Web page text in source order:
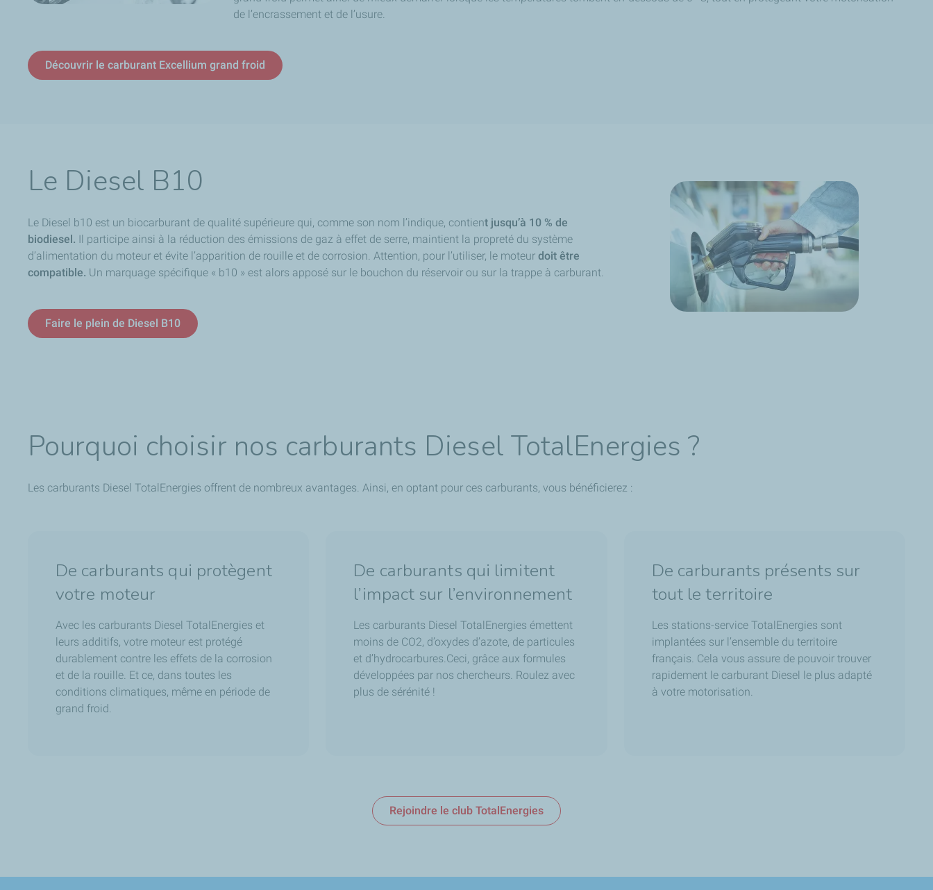
de l’encrassement et de l’usure.
Découvrir le carburant Excellium grand froid
Le Diesel B10
Le Diesel b10 est un biocarburant de qualité supérieure qui, comme son nom l’indique, contient jusqu’à 10 % de
biodiesel. Il participe ainsi à la réduction des émissions de gaz à effet de serre, maintient la propreté du système
d’alimentation du moteur et évite l’apparition de rouille et de corrosion. Attention, pour l’utiliser, le moteur doit être
compatible. Un marquage spécifique « b10 » est alors apposé sur le bouchon du réservoir ou sur la trappe à carburant.
Faire le plein de Diesel B10
Pourquoi choisir nos carburants Diesel TotalEnergies ?
Les carburants Diesel TotalEnergies offrent de nombreux avantages. Ainsi, en optant pour ces carburants, vous bénéficierez :
De carburants qui protègent
votre moteur
Avec les carburants Diesel TotalEnergies et
leurs additifs, votre moteur est protégé
durablement contre les effets de la corrosion
et de la rouille. Et ce, dans toutes les
conditions climatiques, même en période de
grand froid.
De carburants qui limitent
l’impact sur l’environnement
Les carburants Diesel TotalEnergies émettent
moins de CO2, d’oxydes d’azote, de particules
et d’hydrocarbures.Ceci, grâce aux formules
développées par nos chercheurs. Roulez avec
plus de sérénité !
De carburants présents sur
tout le territoire
Les stations-service TotalEnergies sont
implantées sur l’ensemble du territoire
français. Cela vous assure de pouvoir trouver
rapidement le carburant Diesel le plus adapté
à votre motorisation.
Rejoindre le club TotalEnergies